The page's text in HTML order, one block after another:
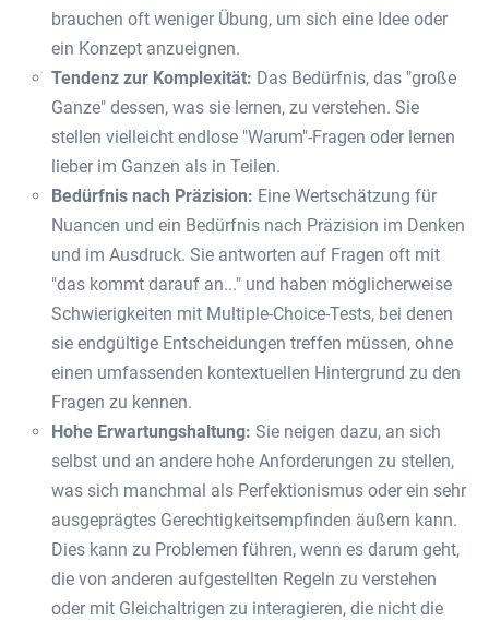
brauchen oft weniger Übung, um sich eine Idee oder
ein Konzept anzueignen.
Tendenz zur Komplexität: Das Bedürfnis, das "große
Ganze" dessen, was sie lernen, zu verstehen. Sie
stellen vielleicht endlose "Warum"-Fragen oder lernen
lieber im Ganzen als in Teilen.
Bedürfnis nach Präzision: Eine Wertschätzung für
Nuancen und ein Bedürfnis nach Präzision im Denken
und im Ausdruck. Sie antworten auf Fragen oft mit
"das kommt darauf an..." und haben möglicherweise
Schwierigkeiten mit Multiple-Choice-Tests, bei denen
sie endgültige Entscheidungen treffen müssen, ohne
einen umfassenden kontextuellen Hintergrund zu den
Fragen zu kennen.
Hohe Erwartungshaltung: Sie neigen dazu, an sich
selbst und an andere hohe Anforderungen zu stellen,
was sich manchmal als Perfektionismus oder ein sehr
ausgeprägtes Gerechtigkeitsempfinden äußern kann.
Dies kann zu Problemen führen, wenn es darum geht,
die von anderen aufgestellten Regeln zu verstehen
oder mit Gleichaltrigen zu interagieren, die nicht die